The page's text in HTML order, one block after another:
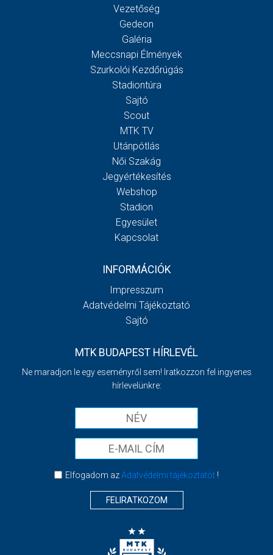
Vezetőség
Gedeon
Galéria
Meccsnapi Élmények
Szurkolói Kezdőrúgás
Stadiontúra
Sajtó
Scout
MTK TV
Utánpótlás
Női Szakág
Jegyértékesítés
Webshop
Stadion
Egyesület
Kapcsolat
INFORMÁCIÓK
Impresszum
Adatvédelmi Tájékoztató
Sajtó
MTK BUDAPEST HÍRLEVÉL
Ne maradjon le egy eseményről sem! Iratkozzon fel ingyenes
hírlevelünkre:
Elfogadom azAdatvédelmi tájékoztatót!
FELIRATKOZOM